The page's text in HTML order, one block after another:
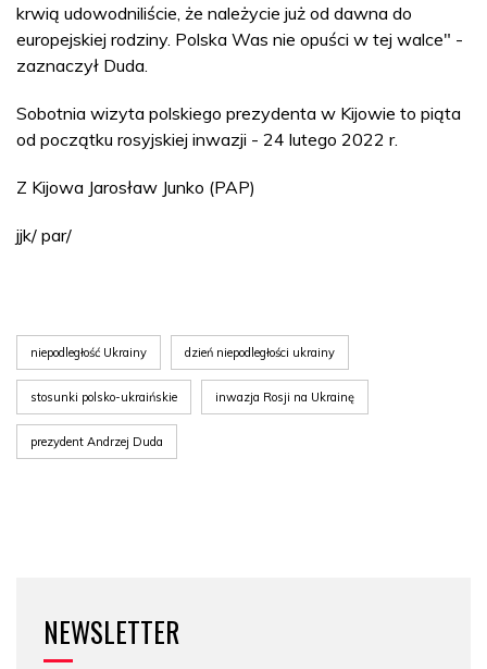
krwią udowodniliście, że należycie już od dawna do
europejskiej rodziny. Polska Was nie opuści w tej walce" -
zaznaczył Duda.
Sobotnia wizyta polskiego prezydenta w Kijowie to piąta
od początku rosyjskiej inwazji - 24 lutego 2022 r.
Z Kijowa Jarosław Junko (PAP)
jjk/ par/
niepodległość Ukrainy dzień niepodległości ukrainy
stosunki polsko-ukraińskie inwazja Rosji na Ukrainę
prezydent Andrzej Duda
NEWSLETTER